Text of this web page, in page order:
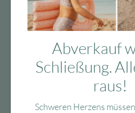
Fragen?
Abverkauf
Schließung.
raus!
Schweren Herzens